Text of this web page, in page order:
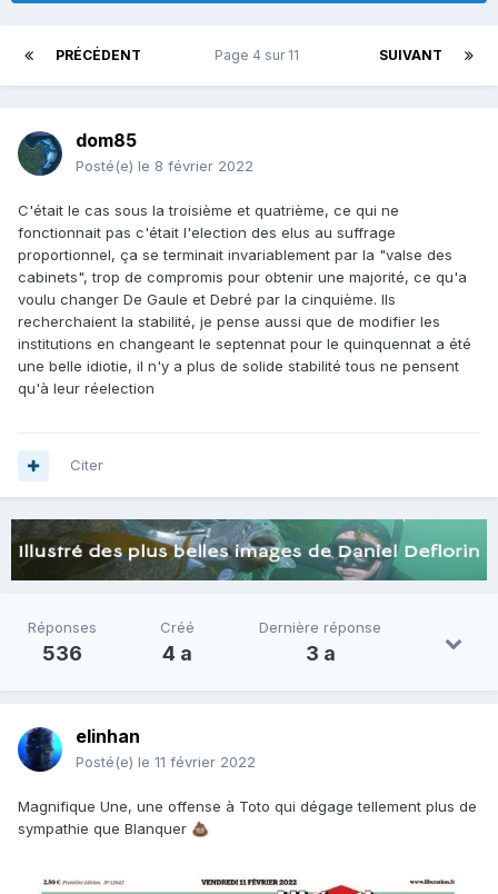
PRÉCÉDENT SUIVANT
Page 4 sur 11
dom85
Posté(e) le 8 février 2022
C'était le cas sous la troisième et quatrième, ce qui ne
fonctionnait pas c'était l'election des elus au suffrage
proportionnel, ça se terminait invariablement par la "valse des
cabinets", trop de compromis pour obtenir une majorité, ce qu'a
voulu changer De Gaule et Debré par la cinquième. Ils
recherchaient la stabilité, je pense aussi que de modifier les
institutions en changeant le septennat pour le quinquennat a été
une belle idiotie, il n'y a plus de solide stabilité tous ne pensent
qu'à leur réelection
Citer
Réponses
536
Créé
4 a
Dernière réponse
3 a
elinhan
Posté(e) le 11 février 2022
Magnifique Une, une offense à Toto qui dégage tellement plus de
sympathie que Blanquer 💩